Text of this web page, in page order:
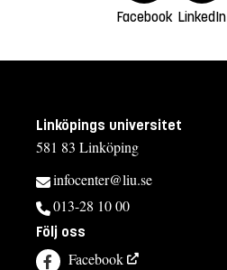
Facebook LinkedIn
Linköpings universitet
581 83 Linköping
infocenter@liu.se
013-28 10 00
Följ oss
Facebook